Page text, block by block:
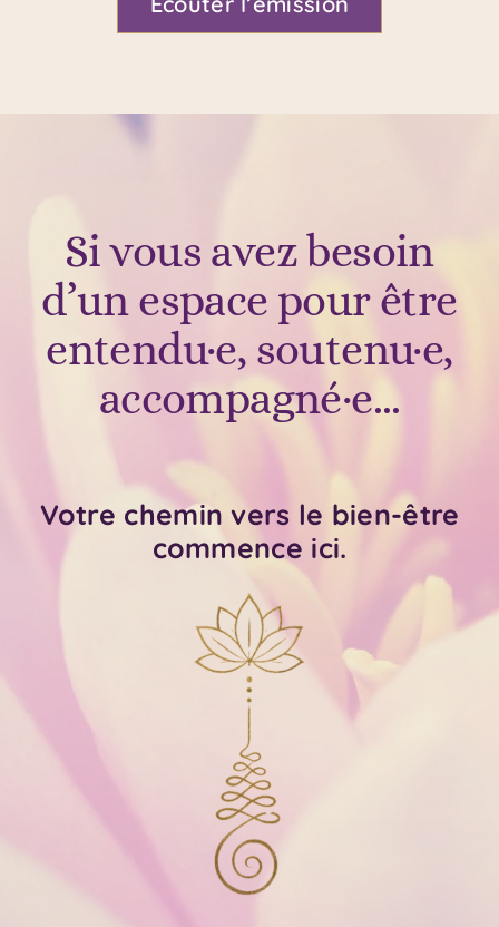
Si vous avez besoin
d’un espace pour être
entendu·e, soutenu·e,
accompagné·e…
Votre chemin vers le bien-être
commence ici.